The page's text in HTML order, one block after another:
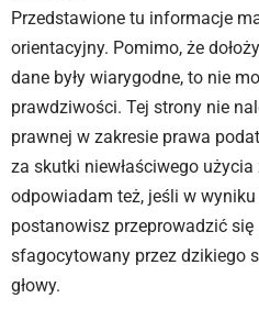
Przedstawione tu informacje
orientacyjny. Pomimo, że
dane były wiarygodne, to nie
prawdziwości. Tej strony nie
prawnej w zakresie prawa
za skutki niewłaściwego
odpowiadam też, jeśli w
postanowisz przeprowadzić
sfagocytowany przez dzikiego
głowy.